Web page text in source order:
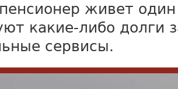
живет
какие-либо долги
сервисы.